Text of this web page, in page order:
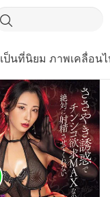
เป็นที่นิยม ภาพเคลื่อน